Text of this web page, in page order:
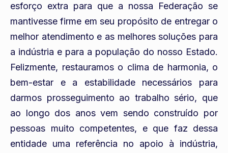
esforço extra para que a nossa Federação se
mantivesse firme em seu propósito de entregar o
melhor atendimento e as melhores soluções para
a indústria e para a população do nosso Estado.
Felizmente, restauramos o clima de harmonia, o
bem-estar e a estabilidade necessários para
darmos prosseguimento ao trabalho sério, que
ao longo dos anos vem sendo construído por
pessoas muito competentes, e que faz dessa
entidade uma referência no apoio à indústria,